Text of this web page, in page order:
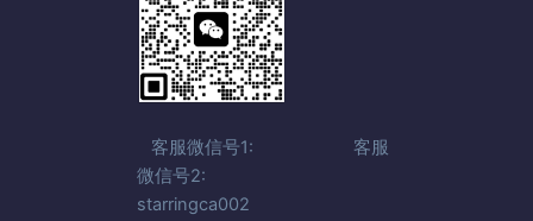
客服微信号1: 客服
微信号2:
starringca002